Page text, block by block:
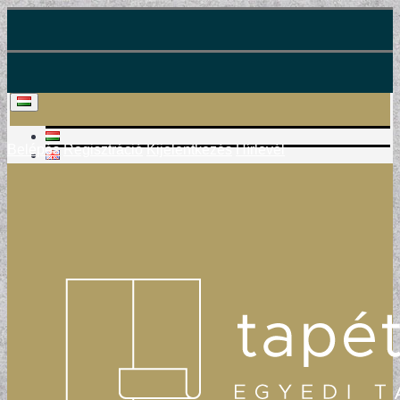
Belépés Regisztráció Kijelentkezés Hírlevél